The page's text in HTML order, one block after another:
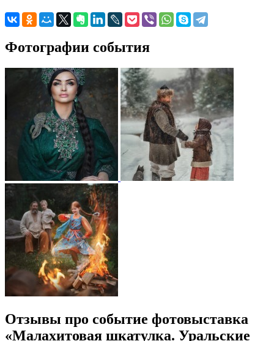
Фотографии события
Отзывы про событие фотовыставка
«Малахитовая шкатулка. Уральские